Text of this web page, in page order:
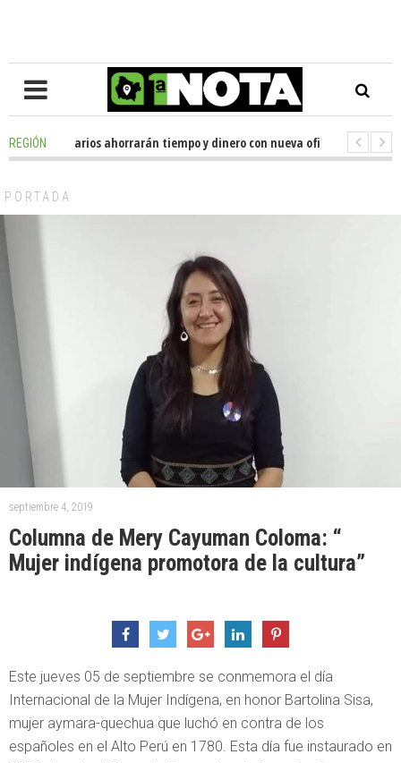
REGIÓN
de usuarios ahorrarán tiempo y dinero con nueva oficina de licencias
PORTADA
septiembre 4, 2019
Columna de Mery Cayuman Coloma: “
Mujer indígena promotora de la cultura”
Este jueves 05 de septiembre se conmemora el día
Internacional de la Mujer Indígena, en honor Bartolina Sisa,
mujer aymara-quechua que luchó en contra de los
españoles en el Alto Perú en 1780. Esta día fue instaurado en